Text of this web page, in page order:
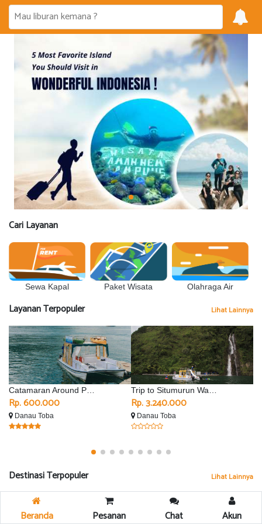
Cari Layanan
Sewa Kapal Paket Wisata Olahraga Air
Layanan Terpopuler Lihat Lainnya
Rp. 600.000
Danau Toba
Rp. 3.240.000
Danau Toba
Destinasi Terpopuler Lihat Lainnya
Beranda Pesanan Chat Akun